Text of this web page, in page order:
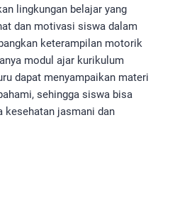
lingkungan belajar yang
dan motivasi siswa dalam
keterampilan motorik
modul ajar kurikulum
dapat menyampaikan materi
sehingga siswa bisa
kesehatan jasmani dan